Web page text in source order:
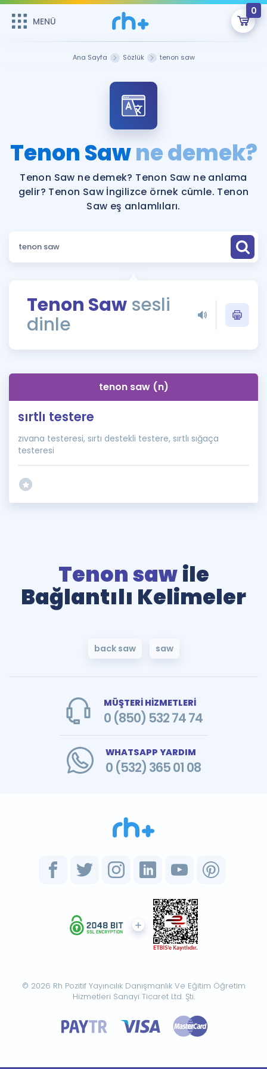
MENÜ
0
ÜYE DEĞİLİM
Sepetin Şu An Boş.
Remzi Hoca ile seni sınava hazırlayacak onlarca eğitim seni
bekliyor!
MENÜ
Faydalı Araçlar
Sözlük
Rehberlik Aracı
ÖSYM Sınav Takvimi
İngilizce Gramer
Hakkımızda
Ana Sayfa Sözlük tenon saw
Tenon Sawne demek?
Tenon Saw ne demek? Tenon Saw ne anlama
gelir? Tenon Saw İngilizce örnek cümle. Tenon
Saw eş anlamlıları.
Tenon Saw sesli
dinle
tenon saw (n)
sırtlı testere
zıvana testeresi, sırtı destekli testere, sırtlı sığaça
testeresi
Tenon sawile
Bağlantılı Kelimeler
back saw saw
MÜŞTERİ HİZMETLERİ
0 (850) 532 74 74
WHATSAPP YARDIM
0 (532) 365 01 08
© 2026 Rh Pozitif Yayıncılık Danışmanlık Ve Eğitim Öğretim
Hizmetleri Sanayi Ticaret Ltd. Şti.